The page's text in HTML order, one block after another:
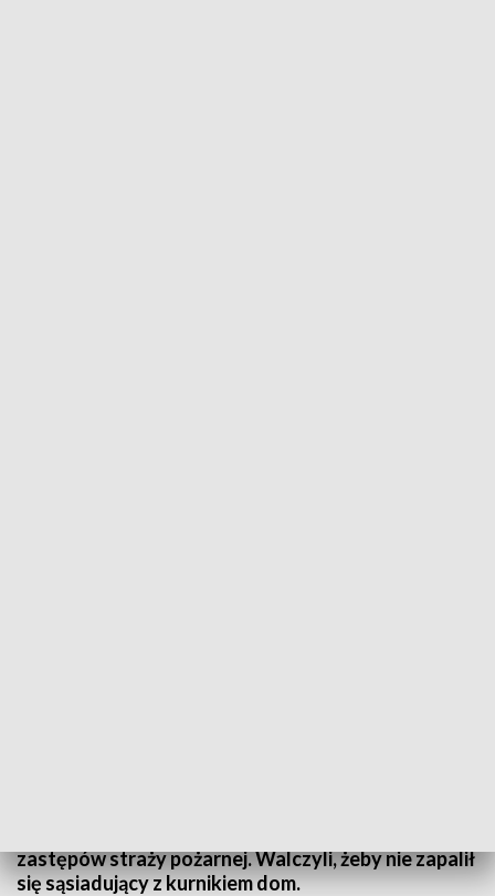
zastępów straży pożarnej. Walczyli, żeby nie zapalił
się sąsiadujący z kurnikiem dom.